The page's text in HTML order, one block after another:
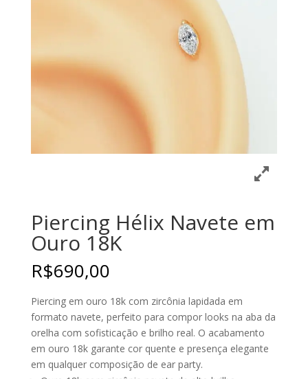
Piercing Hélix Navete em
Ouro 18K
R$690,00
Piercing em ouro 18k com zircônia lapidada em
formato navete, perfeito para compor looks na aba da
orelha com sofisticação e brilho real. O acabamento
em ouro 18k garante cor quente e presença elegante
em qualquer composição de ear party.